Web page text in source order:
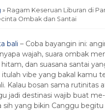
» Ragam Keseruan Liburan di
Ombak dan Santai
bali – Coba bayangin ini:
wajah, suara ombak
hitam, dan suasana santai
itulah vibe yang bakal kamu
Kalau bosan sama rutinitas
jadi destinasi wajib buat
sih yang bikin Canggu begitu